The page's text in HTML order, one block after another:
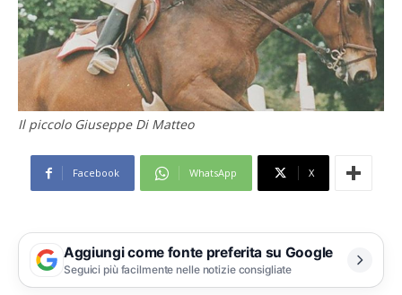
Il piccolo Giuseppe Di Matteo
Facebook WhatsApp X
Aggiungi come fonte preferita su Google
Seguici più facilmente nelle notizie consigliate